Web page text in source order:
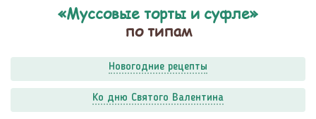
«Муссовые торты и суфле»
по типам
Новогодние рецепты
Ко дню Святого Валентина